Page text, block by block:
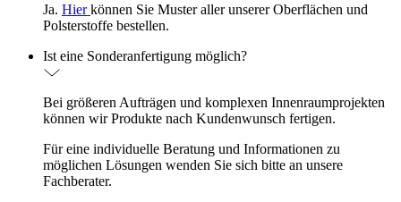
Ja. Hierkönnen Sie Muster aller unserer Oberflächen und
Polsterstoffe bestellen.
Ist eine Sonderanfertigung möglich?
Bei größeren Aufträgen und komplexen Innenraumprojekten
können wir Produkte nach Kundenwunsch fertigen.
Für eine individuelle Beratung und Informationen zu
möglichen Lösungen wenden Sie sich bitte an unsere
Fachberater.